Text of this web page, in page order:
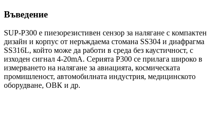
Въведение
SUP-P300 е пиезорезистивен сензор за налягане с компактен
дизайн и корпус от неръждаема стомана SS304 и диафрагма
SS316L, който може да работи в среда без каустичност, с
изходен сигнал 4-20mA. Серията P300 се прилага широко в
измерването на налягане за авиацията, космическата
промишленост, автомобилната индустрия, медицинското
оборудване, ОВК и др.